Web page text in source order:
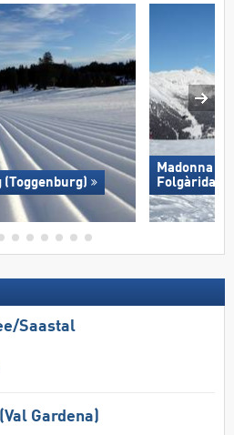
Madonna di
Folgàrida/​
​Saastal
Gardena)